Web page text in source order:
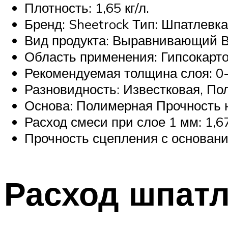
Плотность: 1,65 кг/л.
Бренд: Sheetrock Тип: Шпатлевка
Вид продукта: Выравнивающий
Область применения:
Рекомендуемая толщина слоя:
Разновидность: Известковая,
Основа: Полимерная Прочность
Расход смеси при слое 1 мм:
Прочность сцепления с
Расход